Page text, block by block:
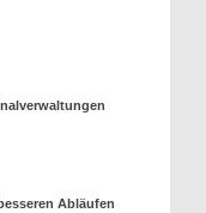
Abläufen